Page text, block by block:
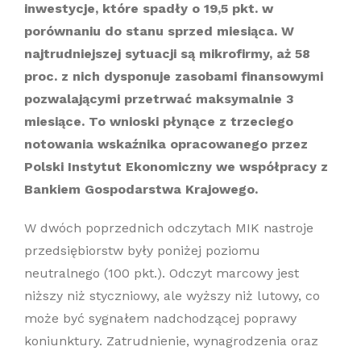
inwestycje, które spadły o 19,5 pkt. w
porównaniu do stanu sprzed miesiąca. W
najtrudniejszej sytuacji są mikrofirmy, aż 58
proc. z nich dysponuje zasobami finansowymi
pozwalającymi przetrwać maksymalnie 3
miesiące. To wnioski płynące z trzeciego
notowania wskaźnika opracowanego przez
Polski Instytut Ekonomiczny we współpracy z
Bankiem Gospodarstwa Krajowego.
W dwóch poprzednich odczytach MIK nastroje
przedsiębiorstw były poniżej poziomu
neutralnego (100 pkt.). Odczyt marcowy jest
niższy niż styczniowy, ale wyższy niż lutowy, co
może być sygnałem nadchodzącej poprawy
koniunktury. Zatrudnienie, wynagrodzenia oraz